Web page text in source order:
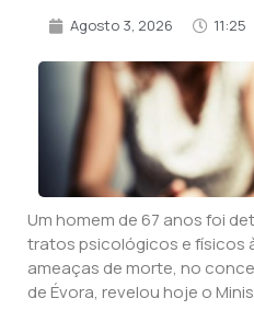
Agosto 3, 2026 11:25
Um homem de 67 anos foi
tratos psicológicos e físicos
ameaças de morte, no
de Évora, revelou hoje o